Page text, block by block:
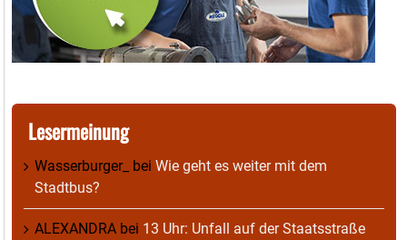
Lesermeinung
Wasserburger_ bei Wie geht es weiter mit dem
Stadtbus?
ALEXANDRA bei 13 Uhr: Unfall auf der Staatsstraße